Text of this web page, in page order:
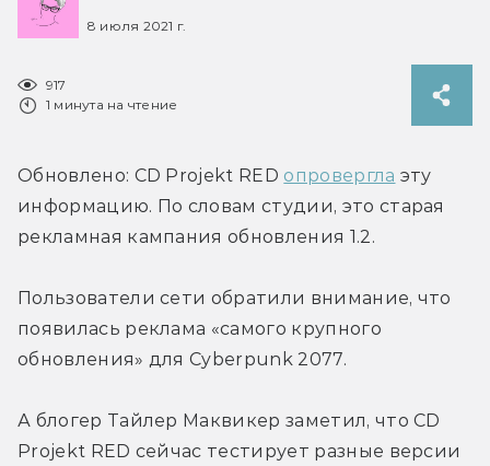
8 июля 2021 г.
917
1 минута на чтение
Обновлено: CD Projekt RED опровергла эту
информацию. По словам студии, это старая
рекламная кампания обновления 1.2.
Пользователи сети обратили внимание, что
появилась реклама «самого крупного
обновления» для Cyberpunk 2077.
А блогер Тайлер Маквикер заметил, что CD
Projekt RED сейчас тестирует разные версии